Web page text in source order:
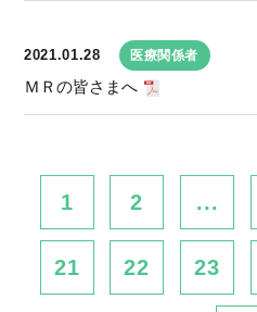
2021.01.28 医療関係者
ＭＲの皆さまへ
1 2 ...
21 22 23